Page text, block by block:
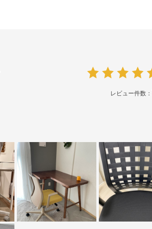
レビュー件数：